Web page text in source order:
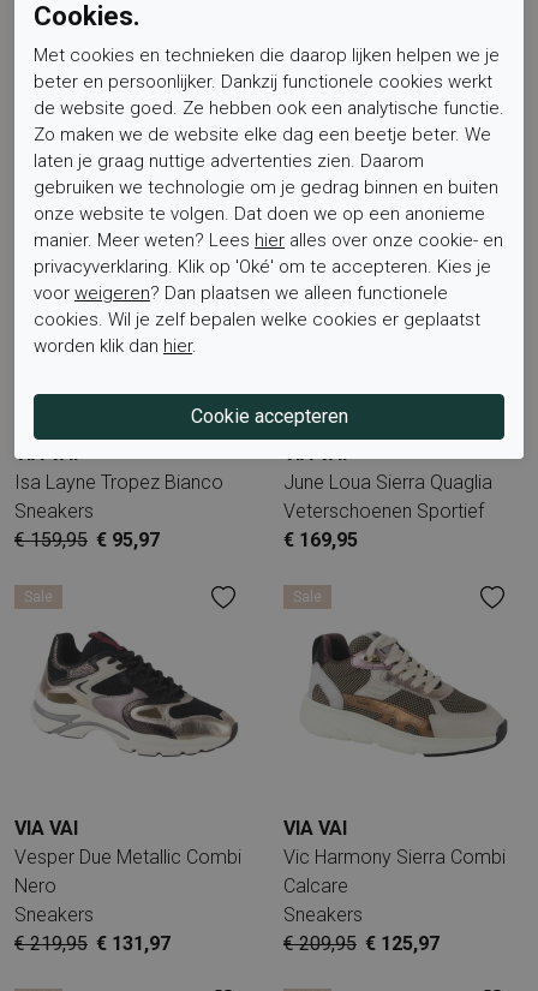
VIA VAI
Sissel Raise Crack Pearl
Tabacco
Sandalen Sportief
€ 129,95 € 77,97
VIA VAI
Lola Rayne Tolosa Calce
Ballerina's
€ 179,95 € 107,97
Sale
VIA VAI
Isa Layne Tropez Bianco
Sneakers
€ 159,95 € 95,97
VIA VAI
June Loua Sierra Quaglia
Veterschoenen Sportief
€ 169,95
Sale
VIA VAI
Vesper Due Metallic Combi
Nero
Sneakers
€ 219,95 € 131,97
Sale
VIA VAI
Vic Harmony Sierra Combi
Calcare
Sneakers
€ 209,95 € 125,97
Cookies.
Met cookies en technieken die daarop lijken helpen we je
beter en persoonlijker. Dankzij functionele cookies werkt
de website goed. Ze hebben ook een analytische functie.
Zo maken we de website elke dag een beetje beter. We
laten je graag nuttige advertenties zien. Daarom
gebruiken we technologie om je gedrag binnen en buiten
onze website te volgen. Dat doen we op een anonieme
manier. Meer weten? Lees hier alles over onze cookie- en
privacyverklaring. Klik op 'Oké' om te accepteren. Kies je
voor weigeren? Dan plaatsen we alleen functionele
cookies. Wil je zelf bepalen welke cookies er geplaatst
worden klik dan hier.